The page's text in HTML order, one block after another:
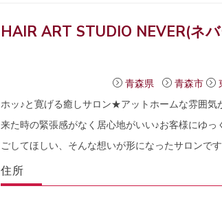
HAIR ART STUDIO NEVER(ネ
青森県 青森市
ホッ♪と寛げる癒しサロン★アットホームな雰囲気
来た時の緊張感がなく居心地がいい♪お客様にゆっ
ごしてほしい、そんな想いが形になったサロンで
住所